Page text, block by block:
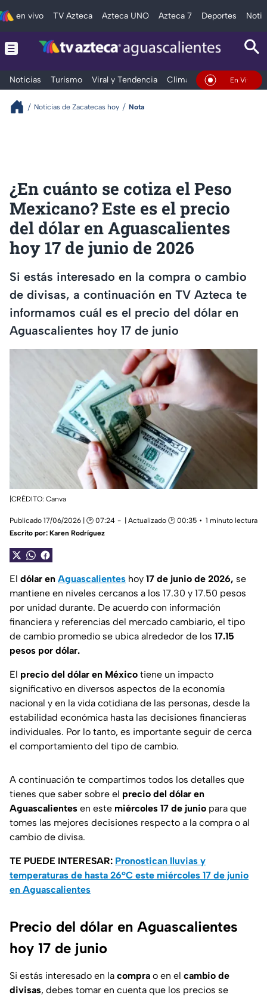
en vivo TV Azteca Azteca UNO Azteca 7 Deportes
Noticias Turismo Viral y Tendencia Clima DeportesEn Vivo
Noticias de Zacatecas hoy Nota
¿En cuánto se cotiza el Peso
Mexicano? Este es el precio
del dólar en Aguascalientes
hoy 17 de junio de 2026
Si estás interesado en la compra o cambio
de divisas, a continuación en TV Azteca te
informamos cuál es el precio del dólar en
Aguascalientes hoy 17 de junio
|CRÉDITO: Canva
Publicado 17/06/2026 | 🕑 07:24 | Actualizado 🕑 00:35
1 minuto lectura
Escrito por: Karen Rodríguez
El dólar en Aguascalientes hoy 17 de junio de 2026, se
mantiene en niveles cercanos a los 17.30 y 17.50 pesos
por unidad durante. De acuerdo con información
financiera y referencias del mercado cambiario, el tipo
de cambio promedio se ubica alrededor de los 17.15
pesos por dólar.
El precio del dólar en México tiene un impacto
significativo en diversos aspectos de la economía
nacional y en la vida cotidiana de las personas, desde la
estabilidad económica hasta las decisiones financieras
individuales. Por lo tanto, es importante seguir de cerca
el comportamiento del tipo de cambio.
A continuación te compartimos todos los detalles que
tienes que saber sobre el precio del dólar en
Aguascalientes en este miércoles 17 de junio para que
tomes las mejores decisiones respecto a la compra o al
cambio de divisa.
TE PUEDE INTERESAR: Pronostican lluvias y
temperaturas de hasta 26°C este miércoles 17 de junio
en Aguascalientes
Precio del dólar en Aguascalientes
hoy 17 de junio
Si estás interesado en la compra o en el cambio de
divisas, debes tomar en cuenta que los precios se